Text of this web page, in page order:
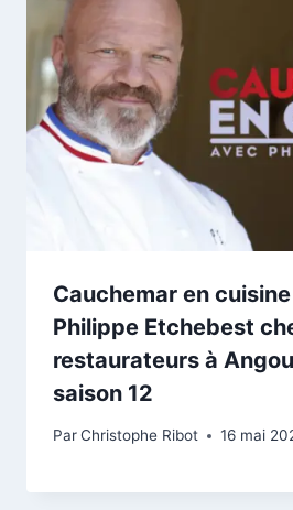
Cauchemar en
Philippe Etchebest
restaurateurs à
saison 12
ParChristophe Ribot 16 mai